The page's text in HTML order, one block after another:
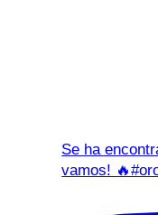
Se ha
vamos!